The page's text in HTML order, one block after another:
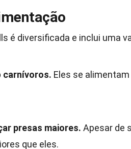
é diversificada e inclui uma
carnívoros. Eles se
presas maiores. Apesar de
que eles.